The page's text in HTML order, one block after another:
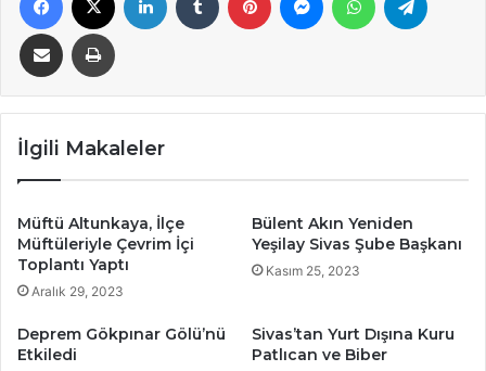
E-Posta ile paylaş Yazdır
İlgili Makaleler
Müftü Altunkaya, İlçe
Müftüleriyle Çevrim İçi
Toplantı Yaptı
Aralık 29, 2023
Bülent Akın Yeniden
Yeşilay Sivas Şube Başkanı
Kasım 25, 2023
Deprem Gökpınar Gölü’nü
Etkiledi
Sivas’tan Yurt Dışına Kuru
Patlıcan ve Biber